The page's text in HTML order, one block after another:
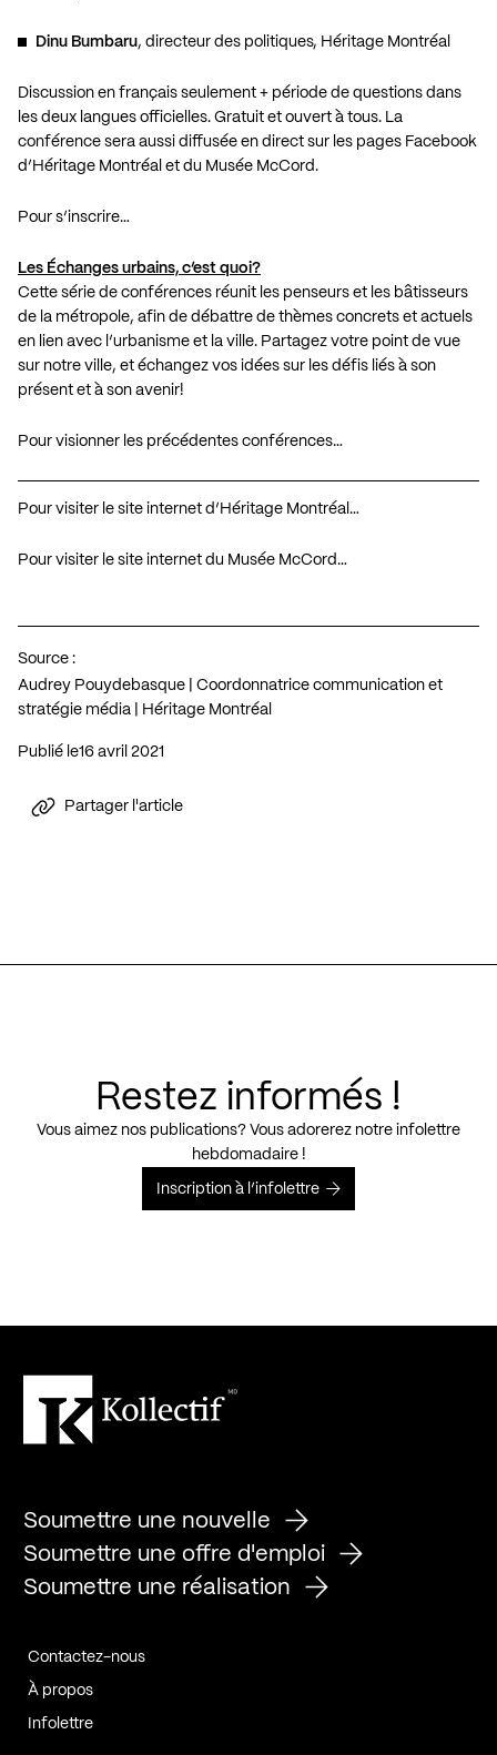
Dinu Bumbaru, directeur des politiques, Héritage Montréal
Discussion en français seulement + période de questions dans
les deux langues officielles. Gratuit et ouvert à tous. La
conférence sera aussi diffusée en direct sur les pages Facebook
d’Héritage Montréal et du Musée McCord.
Pour s’inscrire…
Les Échanges urbains, c’est quoi?
Cette série de conférences réunit les penseurs et les bâtisseurs
de la métropole, afin de débattre de thèmes concrets et actuels
en lien avec l’urbanisme et la ville. Partagez votre point de vue
sur notre ville, et échangez vos idées sur les défis liés à son
présent et à son avenir!
Pour visionner les précédentes conférences…
Pour visiter le site internet d’Héritage Montréal…
Pour visiter le site internet du Musée McCord…
Source :
Audrey Pouydebasque | Coordonnatrice communication et
stratégie média | Héritage Montréal
Publié le 16 avril 2021
Partager l'article
Restez informés !
Vous aimez nos publications? Vous adorerez notre infolettre
hebdomadaire !
Inscription à l’infolettre
Soumettre une nouvelle
Soumettre une offre d'emploi
Soumettre une réalisation
Contactez-nous
À propos
Infolettre